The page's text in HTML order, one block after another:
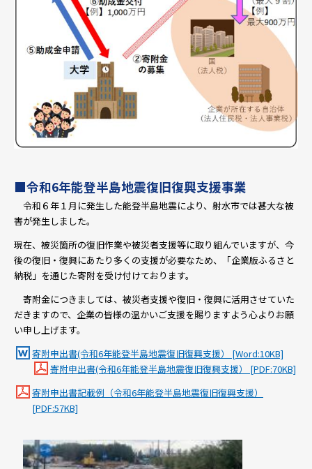
■令和6年能登半島地震復旧復興支援事業
令和６年１月に発生した能登半島地震により、射水市では甚大な被
害が発生しました。
現在、被災箇所の復旧作業や被災者支援等に取り組んでいますが、今
後の復旧・復興にあたり多くの支援が必要なため、「企業版ふるさと
納税」を通じた寄附を受け付けております。
寄附金につきましては、被災者支援や復旧・復興に活用させていた
だきますので、企業の皆様の温かいご支援を賜りますよう心よりお願
い申し上げます。
寄附申出書(令和6年能登半島地震復旧復興支援） [Word:10KB]
寄附申出書(令和6年能登半島地震復旧復興支援） [PDF:70KB]
寄附申出書記載例（令和6年能登半島地震復旧復興支援）
[PDF:57KB]